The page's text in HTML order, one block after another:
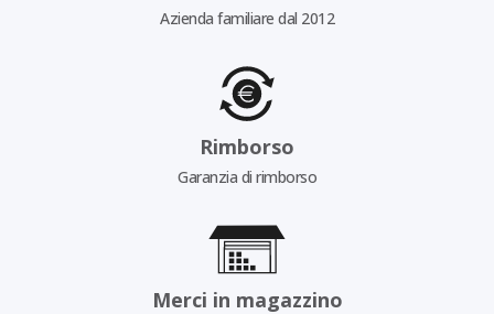
Azienda familiare dal 2012
Rimborso
Garanzia di rimborso
Merci in magazzino